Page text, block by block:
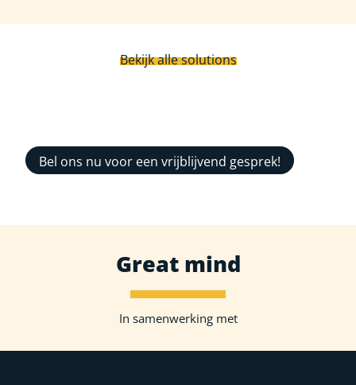
Bekijk alle solutions
Bel ons nu voor een vrijblijvend gesprek!
Great mind
In samenwerking met